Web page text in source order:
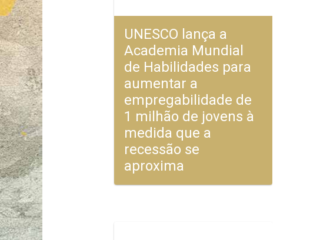
UNESCO lança a
Academia Mundial
de Habilidades para
aumentar a
empregabilidade de
1 milhão de jovens à
medida que a
recessão se
aproxima